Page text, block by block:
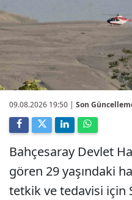
09.08.2026 19:50 | Son
Bahçesaray Devlet
gören 29 yaşındaki
tetkik ve tedavisi için